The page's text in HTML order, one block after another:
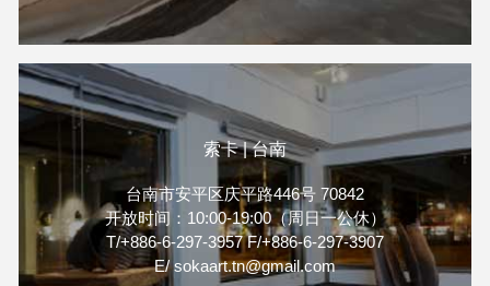
索卡 | 台南
台南市安平区庆平路446号 70842
开放时间：10:00-19:00（周日一公休）
T/+886-6-297-3957 F/+886-6-297-3907
E/ sokaart.tn@gmail.com